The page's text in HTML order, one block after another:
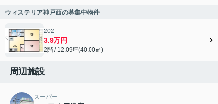
ウィステリア神戸西の募集中物件
202
3.9万円
2階 / 12.09坪(40.00㎡)
周辺施設
スーパー